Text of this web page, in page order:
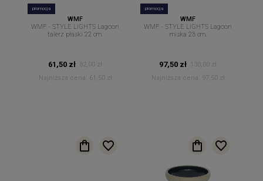
promocja
WMF
WMF - STYLE LIGHTS Lagoon
talerz płaski 22 cm.
61,50 zł 82,00 zł
Najniższa cena:
61,50 zł
promocja
WMF
WMF - STYLE LIGHTS Lagoon
miska 23 cm.
97,50 zł
130,00 zł
Najniższa cena:
97,50 zł